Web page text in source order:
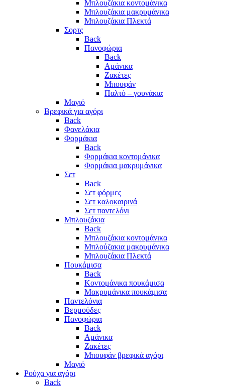
Μπλουζάκια κοντομάνικα
Μπλουζάκια μακρυμάνικα
Μπλουζάκια Πλεκτά
Σορτς
Back
Πανοφώρια
Back
Αμάνικα
Ζακέτες
Μπουφάν
Παλτό – γουνάκια
Μαγιό
Βρεφικά για αγόρι
Back
Φανελάκια
Φορμάκια
Back
Φορμάκια κοντομάνικα
Φορμάκια μακρυμάνικα
Σετ
Back
Σετ φόρμες
Σετ καλοκαιρινά
Σετ παντελόνι
Μπλουζάκια
Back
Μπλουζάκια κοντομάνικα
Μπλούζακια μακρυμάνικα
Μπλουζάκια Πλεκτά
Πουκάμισα
Back
Κοντομάνικα πουκάμισα
Μακρυμάνικα πουκάμισα
Παντελόνια
Βερμούδες
Πανοφώρια
Back
Αμάνικα
Ζακέτες
Μπουφάν βρεφικά αγόρι
Μαγιό
Ρούχα για αγόρι
Back